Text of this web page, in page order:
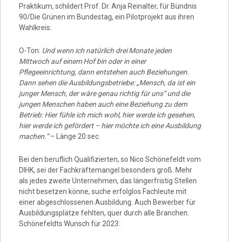
Praktikum, schildert Prof. Dr. Anja Reinalter, für Bündnis
90/Die Grünen im Bundestag, ein Pilotprojekt aus ihren
Wahlkreis:
O-Ton: Und wenn ich natürlich drei Monate jeden
Mittwoch auf einem Hof bin oder in einer
Pflegeeinrichtung, dann entstehen auch Beziehungen.
Dann sehen die Ausbildungsbetriebe: „Mensch, da ist ein
junger Mensch, der wäre genau richtig für uns“ und die
jungen Menschen haben auch eine Beziehung zu dem
Betrieb: Hier fühle ich mich wohl, hier werde ich gesehen,
hier werde ich gefördert – hier möchte ich eine Ausbildung
machen.“– Länge 20 sec.
Bei den beruflich Qualifizierten, so Nico Schönefeldt vom
DIHK, sei der Fachkräftemangel besonders groß. Mehr
als jedes zweite Unternehmen, das längerfristig Stellen
nicht besetzen könne, suche erfolglos Fachleute mit
einer abgeschlossenen Ausbildung. Auch Bewerber für
Ausbildungsplätze fehlten, quer durch alle Branchen.
Schönefeldts Wunsch für 2023: